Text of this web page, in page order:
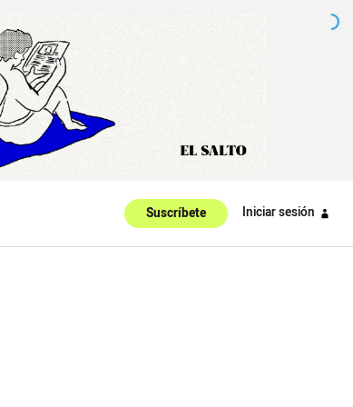
Suscríbete Iniciar sesión